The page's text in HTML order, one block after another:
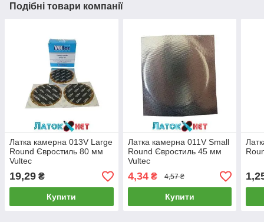
Подібні товари компанії
Латка камерна 013V Large
Round Євростиль 80 мм
Vultec
19,29 ₴
Купити
Латка камерна 011V Small
Round Євростиль 45 мм
Vultec
4,34₴ 4,57 ₴
Купити